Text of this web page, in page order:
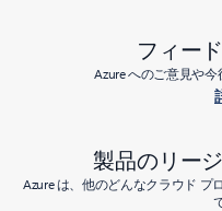
フィー
Azure へのご意見や今
製品のリー
Azure は、他のどんなクラウド プ